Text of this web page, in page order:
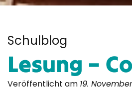
Schulblog
Lesung –
Veröffentlicht am 19.